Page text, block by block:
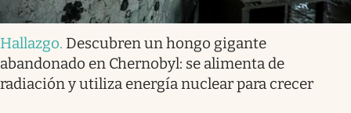
Hallazgo. Descubren un hongo gigante
abandonado en Chernobyl: se alimenta de
radiación y utiliza energía nuclear para crecer